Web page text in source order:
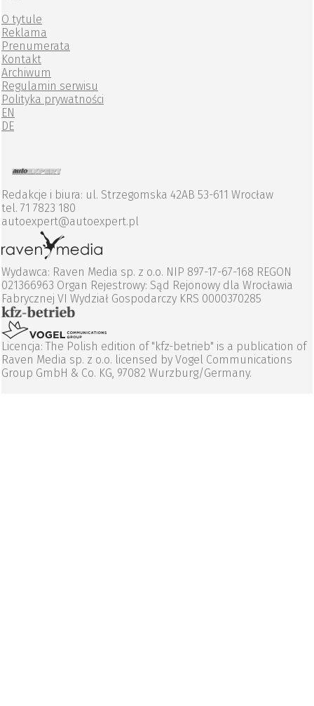
O tytule
Reklama
Prenumerata
Kontakt
Archiwum
Regulamin serwisu
Polityka prywatności
EN
DE
Redakcje i biura: ul. Strzegomska 42AB 53-611 Wrocław
tel. 71 7823 180
autoexpert@autoexpert.pl
Wydawca: Raven Media sp. z o.o. NIP 897-17-67-168 REGON
021366963 Organ Rejestrowy: Sąd Rejonowy dla Wrocławia
Fabrycznej VI Wydział Gospodarczy KRS 0000370285
Licencja: The Polish edition of "kfz-betrieb" is a publication of
Raven Media sp. z o.o. licensed by Vogel Communications
Group GmbH & Co. KG, 97082 Wurzburg/Germany.